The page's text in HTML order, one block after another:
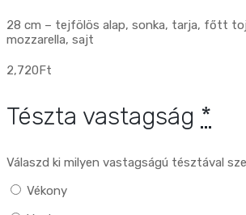
28 cm – tejfölös alap, sonka, tarja, főtt
mozzarella, sajt
2,720Ft
Tészta vastagság *
Válaszd ki milyen vastagságú tésztával
Vékony